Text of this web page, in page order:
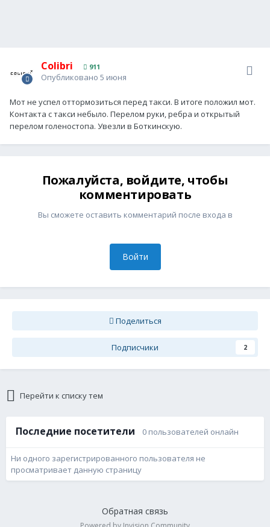
Colibri 911
Опубликовано 5 июня
Мот не успел оттормозиться перед такси. В итоге положил мот.
Контакта с такси небыло. Перелом руки, ребра и открытый
перелом голеностопа. Увезли в Боткинскую.
Пожалуйста, войдите, чтобы
комментировать
Вы сможете оставить комментарий после входа в
Войти
Поделиться
Подписчики 2
Перейти к списку тем
Последние посетители 0 пользователей онлайн
Ни одного зарегистрированного пользователя не
просматривает данную страницу
Обратная связь